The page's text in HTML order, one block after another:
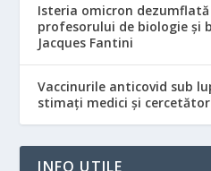
Isteria omicron
profesorului de biologie și
Jacques Fantini
Vaccinurile anticovid sub
stimați medici și
INFO UTILE